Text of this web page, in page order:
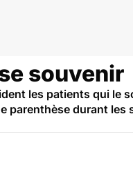
souvenir
les patients qui le
durant les